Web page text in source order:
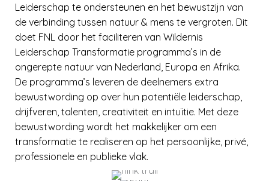
Leiderschap te ondersteunen en het bewustzijn van
de verbinding tussen natuur & mens te vergroten. Dit
doet FNL door het faciliteren van Wildernis
Leiderschap Transformatie programma’s in de
ongerepte natuur van Nederland, Europa en Afrika.
De programma’s leveren de deelnemers extra
bewustwording op over hun potentiële leiderschap,
drijfveren, talenten, creativiteit en intuïtie. Met deze
bewustwording wordt het makkelijker om een
transformatie te realiseren op het persoonlijke, privé,
professionele en publieke vlak.